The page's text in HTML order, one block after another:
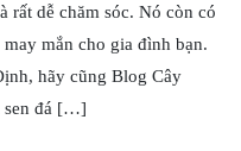
rất dễ chăm sóc. Nó còn có
mắn cho gia đình bạn.
hãy cũng Blog Cây
sen đá […]